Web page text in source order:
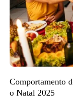
Comportamento
o Natal 2025